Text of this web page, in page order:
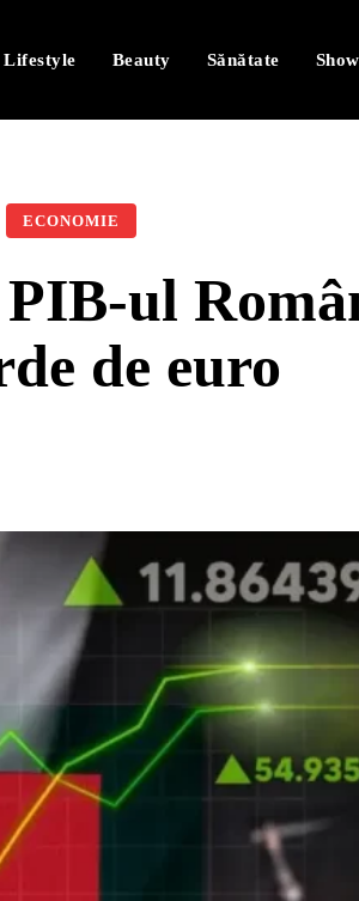
Lifestyle Beauty Sănătate
ECONOMIE
ul
de euro